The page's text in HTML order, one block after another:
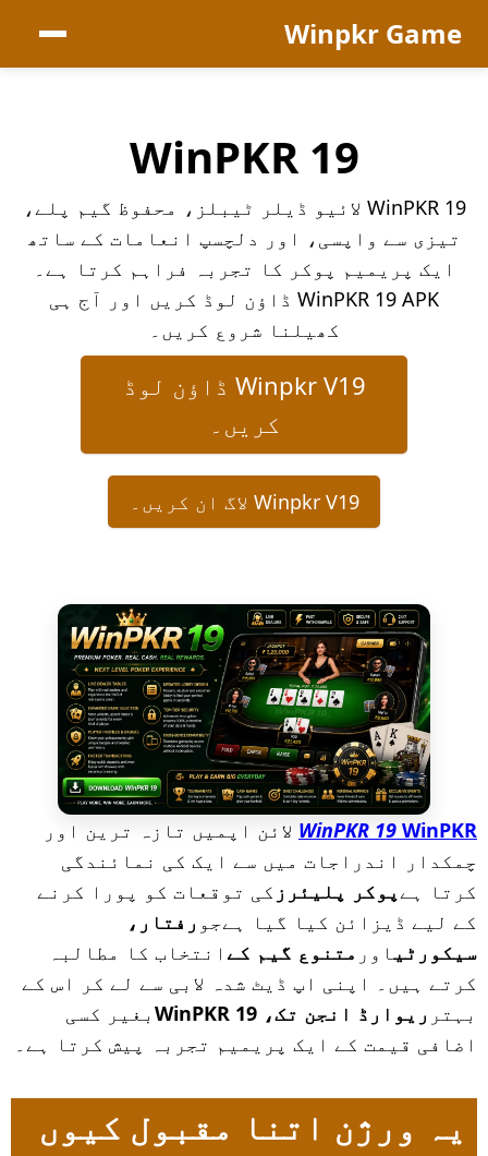
Winpkr Game
WinPKR 19
WinPKR 19 لائیو ڈیلر ٹیبلز، محفوظ گیم پلے،
تیزی سے واپسی، اور دلچسپ انعامات کے ساتھ
ایک پریمیم پوکر کا تجربہ فراہم کرتا ہے۔
WinPKR 19 APK ڈاؤن لوڈ کریں اور آج ہی
کھیلنا شروع کریں۔
Winpkr V19 ڈاؤن لوڈ
کریں۔
Winpkr V19 لاگ ان کریں۔
WinPKR 19 WinPKR
لائن اپمیں تازہ ترین اور
چمکدار اندراجات میں سے ایک کی نمائندگی
کرتا ہے پوکر پلیئرز کی توقعات کو پورا کرنے
کے لیے ڈیزائن کیا گیا ہےجو رفتار،
سیکورٹیاور متنوع گیم کے انتخاب کا مطالبہ
کرتے ہیں۔ اپنی اپ ڈیٹ شدہ لابی سے لے کر اس کے
بہتر ریوارڈ انجن تک، WinPKR 19
بغیر کسی
اضافی قیمت کے ایک پریمیم تجربہ پیش کرتا ہے۔
یہ ورژن اتنا مقبول کیوں